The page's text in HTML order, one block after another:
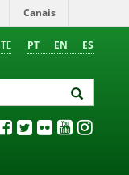
Canais
PT EN ES